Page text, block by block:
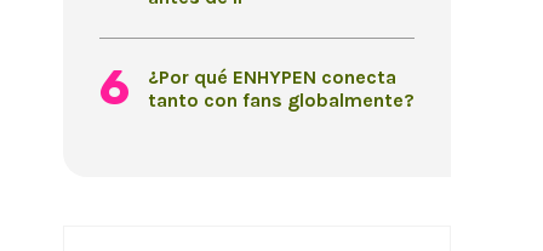
¿Por qué ENHYPEN conecta
tanto con fans globalmente?